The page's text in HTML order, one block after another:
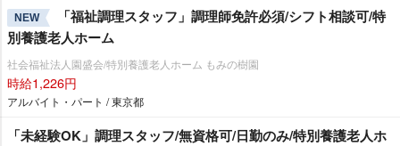
NEW
「福祉調理スタッフ」調理師免許必須/シフト相談可/特
別養護老人ホーム
社会福祉法人園盛会/特別養護老人ホーム もみの樹園
時給1,226円
アルバイト・パート / 東京都
「未経験OK」調理スタッフ/無資格可/日勤のみ/特別養護老人ホ